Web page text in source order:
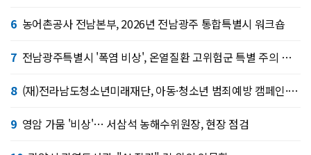
6 농어촌공사 전남본부, 2026년 전남광주 통합특별시 워크숍
7 전남광주특별시 '폭염 비상', 온열질환 고위험군 특별 주의 당부
8 (재)전라남도청소년미래재단, 아동·청소년 범죄예방 캠페인·연합 아웃리치
9 영암 가뭄 '비상'… 서삼석 농해수위원장, 현장 점검